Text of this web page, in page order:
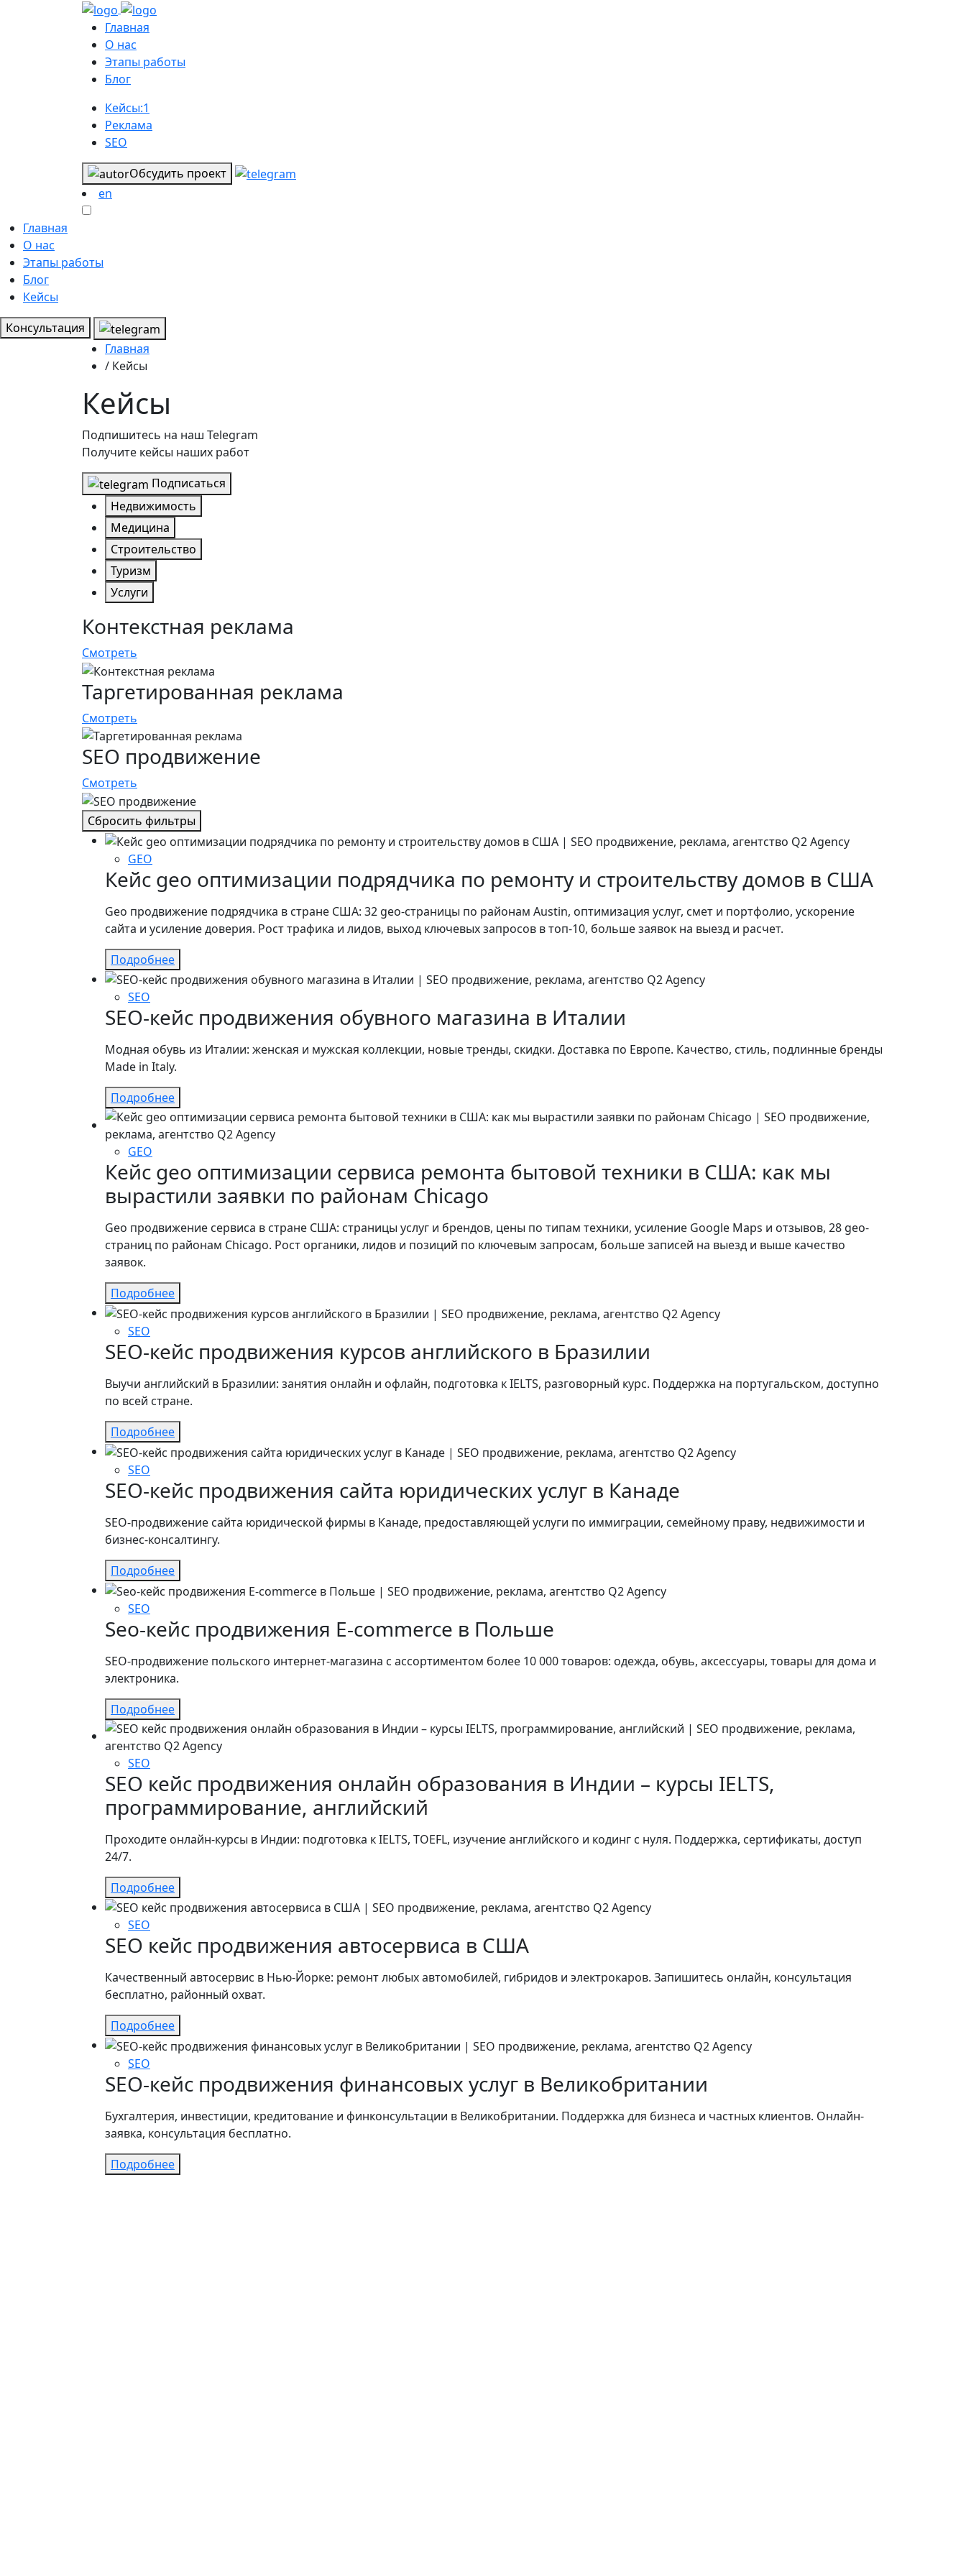
Главная
О нас
Этапы работы
Блог
Кейсы:1
Реклама
SEO
Обсудить проект
en
Главная
О нас
Этапы работы
Блог
Кейсы
Консультация
Главная
/ Кейсы
Кейсы
Подпишитесь на наш Telegram
Получите кейсы наших работ
Подписаться
Недвижимость
Медицина
Строительство
Туризм
Услуги
Контекстная реклама
Смотреть
Таргетированная реклама
Смотреть
SEO продвижение
Смотреть
Сбросить фильтры
GEO
Кейс geo оптимизации подрядчика по ремонту и строительству домов в США
Geo продвижение подрядчика в стране США: 32 geo-страницы по районам Austin, оптимизация услуг, смет и портфолио, ускорение
сайта и усиление доверия. Рост трафика и лидов, выход ключевых запросов в топ-10, больше заявок на выезд и расчет.
Подробнее
SEO
SEO-кейс продвижения обувного магазина в Италии
Модная обувь из Италии: женская и мужская коллекции, новые тренды, скидки. Доставка по Европе. Качество, стиль, подлинные бренды
Made in Italy.
Подробнее
GEO
Кейс geo оптимизации сервиса ремонта бытовой техники в США: как мы
вырастили заявки по районам Chicago
Geo продвижение сервиса в стране США: страницы услуг и брендов, цены по типам техники, усиление Google Maps и отзывов, 28 geo-
страниц по районам Chicago. Рост органики, лидов и позиций по ключевым запросам, больше записей на выезд и выше качество
заявок.
Подробнее
SEO
SEO-кейс продвижения курсов английского в Бразилии
Выучи английский в Бразилии: занятия онлайн и офлайн, подготовка к IELTS, разговорный курс. Поддержка на португальском, доступно
по всей стране.
Подробнее
SEO
SEO-кейс продвижения сайта юридических услуг в Канаде
SEO-продвижение сайта юридической фирмы в Канаде, предоставляющей услуги по иммиграции, семейному праву, недвижимости и
бизнес-консалтингу.
Подробнее
SEO
Seo-кейс продвижения E-commerce в Польше
SEO-продвижение польского интернет-магазина с ассортиментом более 10 000 товаров: одежда, обувь, аксессуары, товары для дома и
электроника.
Подробнее
SEO
SEO кейс продвижения онлайн образования в Индии – курсы IELTS,
программирование, английский
Проходите онлайн-курсы в Индии: подготовка к IELTS, TOEFL, изучение английского и кодинг с нуля. Поддержка, сертификаты, доступ
24/7.
Подробнее
SEO
SEO кейс продвижения автосервиса в США
Качественный автосервис в Нью-Йорке: ремонт любых автомобилей, гибридов и электрокаров. Запишитесь онлайн, консультация
бесплатно, районный охват.
Подробнее
SEO
SEO-кейс продвижения финансовых услуг в Великобритании
Бухгалтерия, инвестиции, кредитование и финконсультации в Великобритании. Поддержка для бизнеса и частных клиентов. Онлайн-
заявка, консультация бесплатно.
Подробнее